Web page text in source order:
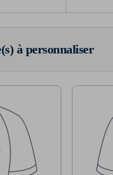
à personnaliser